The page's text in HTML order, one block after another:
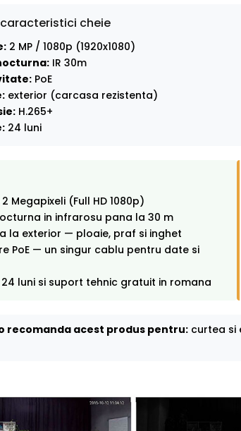
cheie
2 MP / 1080p (1920x1080)
IR 30m
PoE
exterior (carcasa rezistenta)
H.265+
24 luni
Megapixeli (Full HD 1080p)
in infrarosu pana la 30 m
la exterior — ploaie, praf si inghet
PoE — un singur cablu pentru date si
luni si suport tehnic gratuit in romana
recomanda acest produs pentru: curtea si